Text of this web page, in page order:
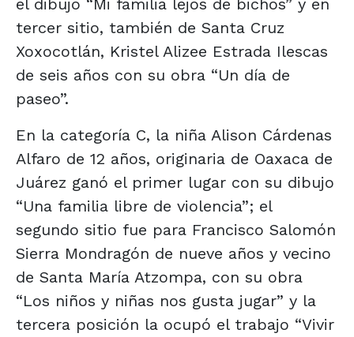
tercer sitio, también de Santa Cruz
Xoxocotlán, Kristel Alizee Estrada Ilescas
de seis años con su obra “Un día de
paseo”.
En la categoría C, la niña Alison Cárdenas
Alfaro de 12 años, originaria de Oaxaca de
Juárez ganó el primer lugar con su dibujo
“Una familia libre de violencia”; el
segundo sitio fue para Francisco Salomón
Sierra Mondragón de nueve años y vecino
de Santa María Atzompa, con su obra
“Los niños y niñas nos gusta jugar” y la
tercera posición la ocupó el trabajo “Vivir